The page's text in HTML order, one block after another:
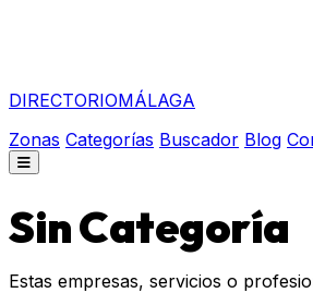
DIRECTORIOMÁLAGA
Zonas Categorías Buscador Blog
Sin Categoría
Estas empresas, servicios o